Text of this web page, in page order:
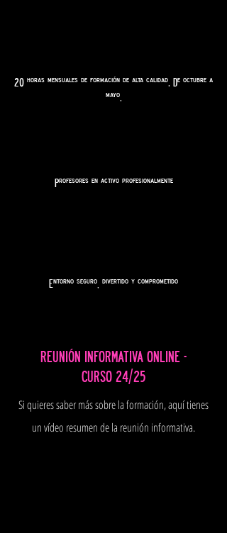
20 horas mensuales de formación de alta calidad. De octubre a
mayo.
Profesores en activo profesionalmente
Entorno seguro, divertido y comprometido
REUNIÓN INFORMATIVA ONLINE -
CURSO 24/25
Si quieres saber más sobre la formación, aquí tienes
un vídeo resumen de la reunión informativa.